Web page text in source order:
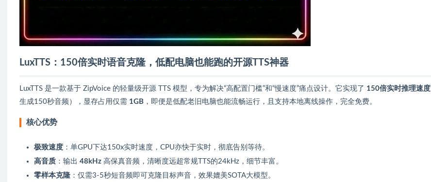
LuxTTS：150倍实时语音克隆，低配电脑也能跑的开源TTS神器
LuxTTS 是一款基于 ZipVoice 的轻量级开源 TTS 模型，专为解决“高配置门槛”和“慢速度”痛点设计。它实现了 150倍实时推理速度
生成150秒音频），显存占用仅需 1GB ，即便是低配老旧电脑也能流畅运行，且支持本地离线操作，完全免费。
核心优势
极致速度 ：单GPU下达150x实时速度，CPU亦快于实时，彻底告别等待。
高音质 ：输出 48kHz 高保真音频，清晰度远超常规TTS的24kHz，细节丰富。
零样本克隆 ：仅需3-5秒短音频即可克隆目标声音，效果媲美SOTA大模型。